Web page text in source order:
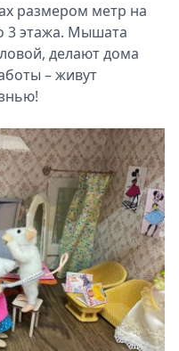
размером метр на
3 этажа. Мышата
делают дома
– живут